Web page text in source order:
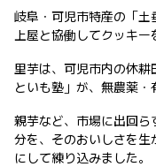
岐阜・可児市特産の「
上屋と協働してクッキー
里芋は、可児市内の休
といも塾」が、無農薬・
親芋など、市場に出回
分を、そのおいしさを
にして練り込みました。